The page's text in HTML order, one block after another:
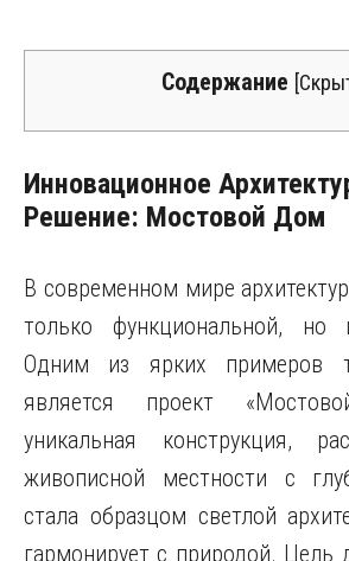
Содержание [
Инновационное
Решение: Мостовой Дом
В современном мире
только функциональной, но
Одним из ярких примеров
является проект
уникальная конструкция,
живописной местности с
стала образцом светлой
гармонирует с природой. Цель